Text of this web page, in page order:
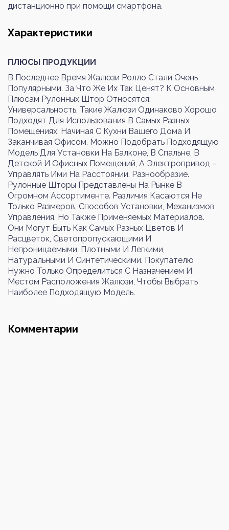
дистанционно при помощи смартфона.
Характеристики
ПЛЮСЫ ПРОДУКЦИИ
В Последнее Время Жалюзи Ролло Стали Очень
Популярными. За Что Же Их Так Ценят? К Основным
Плюсам Рулонных Штор Относятся:
Универсальность. Такие Жалюзи Одинаково Хорошо
Подходят Для Использования В Самых Разных
Помещениях, Начиная С Кухни Вашего Дома И
Заканчивая Офисом. Можно Подобрать Подходящую
Модель Для Установки На Балконе, В Спальне, В
Детской И Офисных Помещений, А Электропривод –
Управлять Ими На Расстоянии. Разнообразие.
Рулонные Шторы Представлены На Рынке В
Огромном Ассортименте. Различия Касаются Не
Только Размеров, Способов Установки, Механизмов
Управления, Но Также Применяемых Материалов.
Они Могут Быть Как Самых Разных Цветов И
Расцветок, Светопропускающими И
Непроницаемыми, Плотными И Легкими,
Натуральными И Синтетическими. Покупателю
Нужно Только Определиться С Назначением И
Местом Расположения Жалюзи, Чтобы Выбрать
Наиболее Подходящую Модель.
Комментарии
Войти Регистрация
Номер телефона или почта
Пароль
Войти